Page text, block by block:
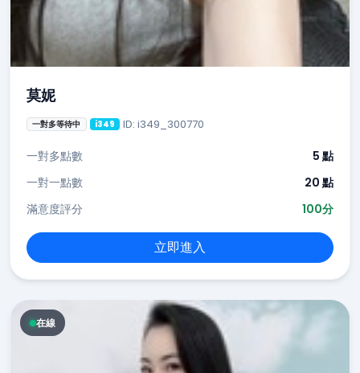
莫妮
一對多等待中 i349 ID: i349_300770
一對多點數
5 點
一對一點數
20 點
滿意度評分
100分
立即進入
在線